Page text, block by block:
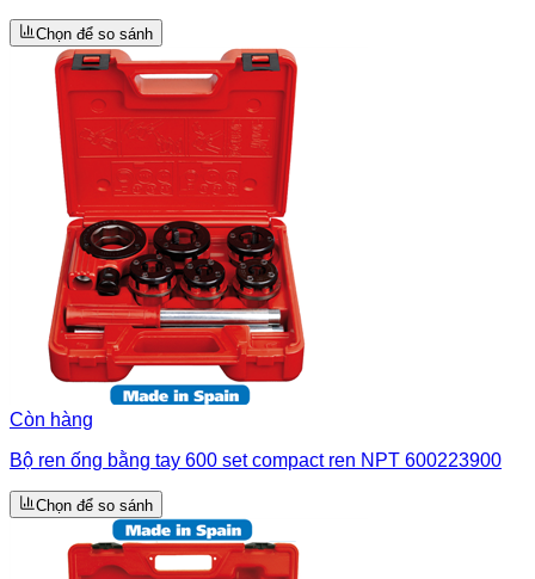
Chọn để so sánh
Còn hàng
Bộ ren ống bằng tay 600 set compact ren NPT 600223900
Chọn để so sánh